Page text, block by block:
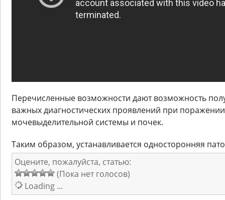
Перечисленные возможности дают возможность
важных диагностических проявлений при
мочевыделительной системы и почек.
Таким образом, устанавливается односторонняя
Оцените, пожалуйста, статью:
(Пока нет голосов)
Loading ...